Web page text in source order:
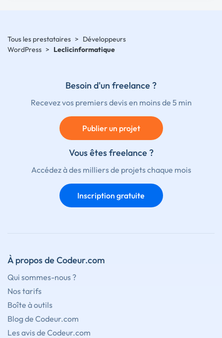
Tous les prestataires > Développeurs
WordPress > Leclicinformatique
Besoin d'un freelance ?
Recevez vos premiers devis en moins de 5 min
Publier un projet
Vous êtes freelance ?
Accédez à des milliers de projets chaque mois
Inscription gratuite
À propos de Codeur.com
Qui sommes-nous ?
Nos tarifs
Boîte à outils
Blog de Codeur.com
Les avis de Codeur.com